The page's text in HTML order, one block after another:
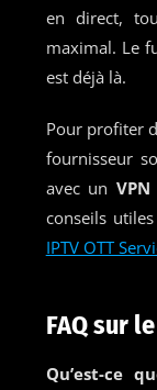
en direct,
maximal. Le
est déjà là.
Pour profiter
fournisseur
avec un
conseils
IPTV OTT
FAQ sur
Qu’est-ce